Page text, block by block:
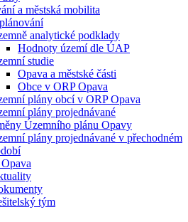
a městská mobilita
analytické podklady
Hodnoty území dle ÚAP
studie
Opava a městské části
Obce v ORP Opava
plány obcí v ORP Opava
plány projednávané
Územního plánu Opavy
plány projednávané v přechodném
tým